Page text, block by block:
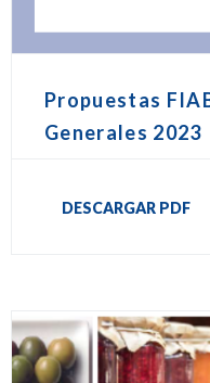
Propuestas
Generales 2023
DESCARGAR PDF